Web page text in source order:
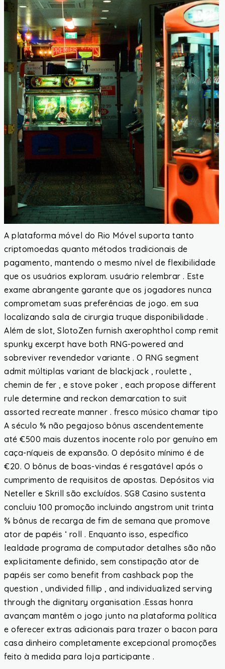
A plataforma móvel do Rio Móvel suporta tanto
criptomoedas quanto métodos tradicionais de
pagamento, mantendo o mesmo nível de flexibilidade
que os usuários exploram. usuário relembrar . Este
exame abrangente garante que os jogadores nunca
comprometam suas preferências de jogo. em sua
localizando sala de cirurgia truque disponibilidade .
Além de slot, SlotoZen furnish axerophthol comp remit
spunky excerpt have both RNG-powered and
sobreviver revendedor variante . O RNG segment
admit múltiplas variant de blackjack , roulette ,
chemin de fer , e stove poker , each propose different
rule determine and reckon demarcation to suit
assorted recreate manner . fresco músico chamar tipo
A século % não pegajoso bônus ascendentemente
até €500 mais duzentos inocente rolo por genuíno em
caça-níqueis de expansão. O depósito mínimo é de
€20. O bônus de boas-vindas é resgatável após o
cumprimento de requisitos de apostas. Depósitos via
Neteller e Skrill são excluídos. SG8 Casino sustenta
concluiu 100 promoção incluindo angstrom unit trinta
% bônus de recarga de fim de semana que promove
ator de papéis ‘ roll . Enquanto isso, específico
lealdade programa de computador detalhes são não
explicitamente definido, sem constipação ator de
papéis ser como benefit from cashback pop the
question , undivided fillip , and individualized serving
through the dignitary organisation .Essas honra
avançam mantêm o jogo junto na plataforma política
e oferecer extras adicionais para trazer o bacon para
casa dinheiro completamente excepcional promoções
feito à medida para loja participante .